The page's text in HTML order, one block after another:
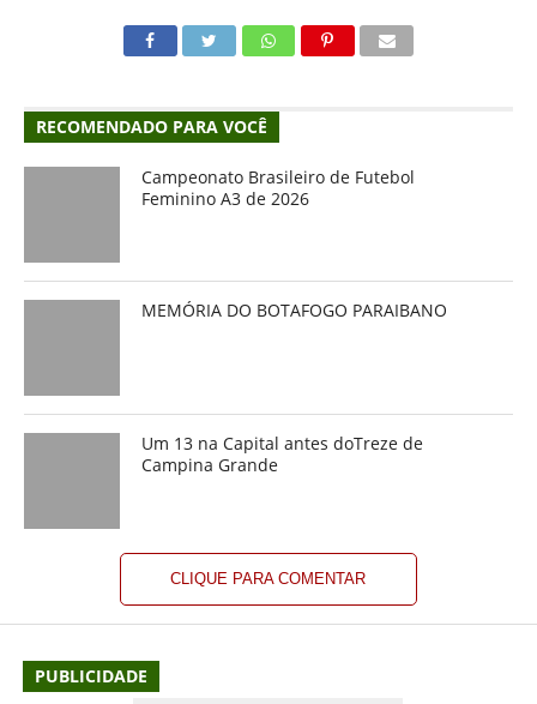
RECOMENDADO PARA VOCÊ
Campeonato Brasileiro de Futebol
Feminino A3 de 2026
MEMÓRIA DO BOTAFOGO PARAIBANO
Um 13 na Capital antes doTreze de
Campina Grande
CLIQUE PARA COMENTAR
PUBLICIDADE